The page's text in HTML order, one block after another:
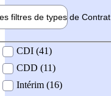
filtres de types de Contrat
contrat
CDI (41)
CDD (11)
Intérim (16)